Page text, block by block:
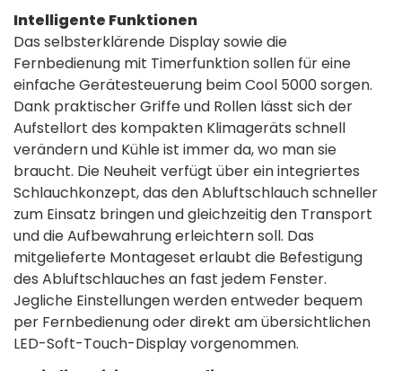
Intelligente Funktionen
Das selbsterklärende Display sowie die
Fernbedienung mit Timerfunktion sollen für eine
einfache Gerätesteuerung beim Cool 5000 sorgen.
Dank praktischer Griffe und Rollen lässt sich der
Aufstellort des kompakten Klimageräts schnell
verändern und Kühle ist immer da, wo man sie
braucht. Die Neuheit verfügt über ein integriertes
Schlauchkonzept, das den Abluftschlauch schneller
zum Einsatz bringen und gleichzeitig den Transport
und die Aufbewahrung erleichtern soll. Das
mitgelieferte Montageset erlaubt die Befestigung
des Abluftschlauches an fast jedem Fenster.
Jegliche Einstellungen werden entweder bequem
per Fernbedienung oder direkt am übersichtlichen
LED-Soft-Touch-Display vorgenommen.